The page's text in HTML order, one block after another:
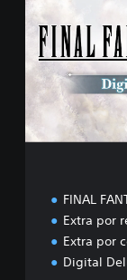
D
u
x
FINAL
Extra por
Extra por
Digital